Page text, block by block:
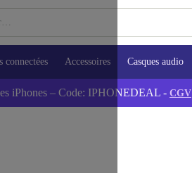
connectées Accessoires Casques audio
iPhones – Code: IPHONEDEAL - CGV